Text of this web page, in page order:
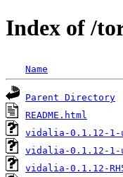
Index of /
Name
Parent Directory
README.html
vidalia-0.1.12-1-
vidalia-0.1.12-1-
vidalia-0.1.12-